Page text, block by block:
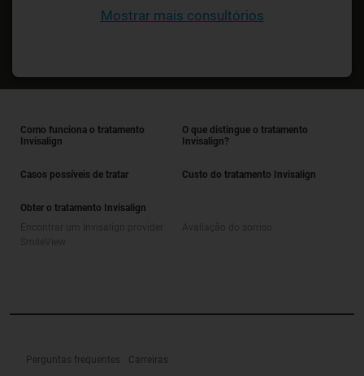
Mostrar mais consultórios
Como funciona o tratamento
Invisalign
O que distingue o tratamento
Invisalign?
Casos possíveis de tratar Custo do tratamento Invisalign
Obter o tratamento Invisalign
Perguntas frequentes Carreiras